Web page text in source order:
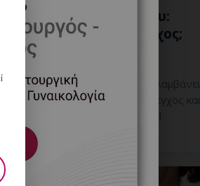
Καθυστέρηση Περιόδου:
Πότε Χρειάζεται Έλεγχος;
4 Αυγούστου, 2026
καθυστέρηση περιόδου: τι περιλαμβάνει
η υπηρεσία, πότε χρειάζεται έλεγχος και
WomanHood Clinic Γλυφάδας.